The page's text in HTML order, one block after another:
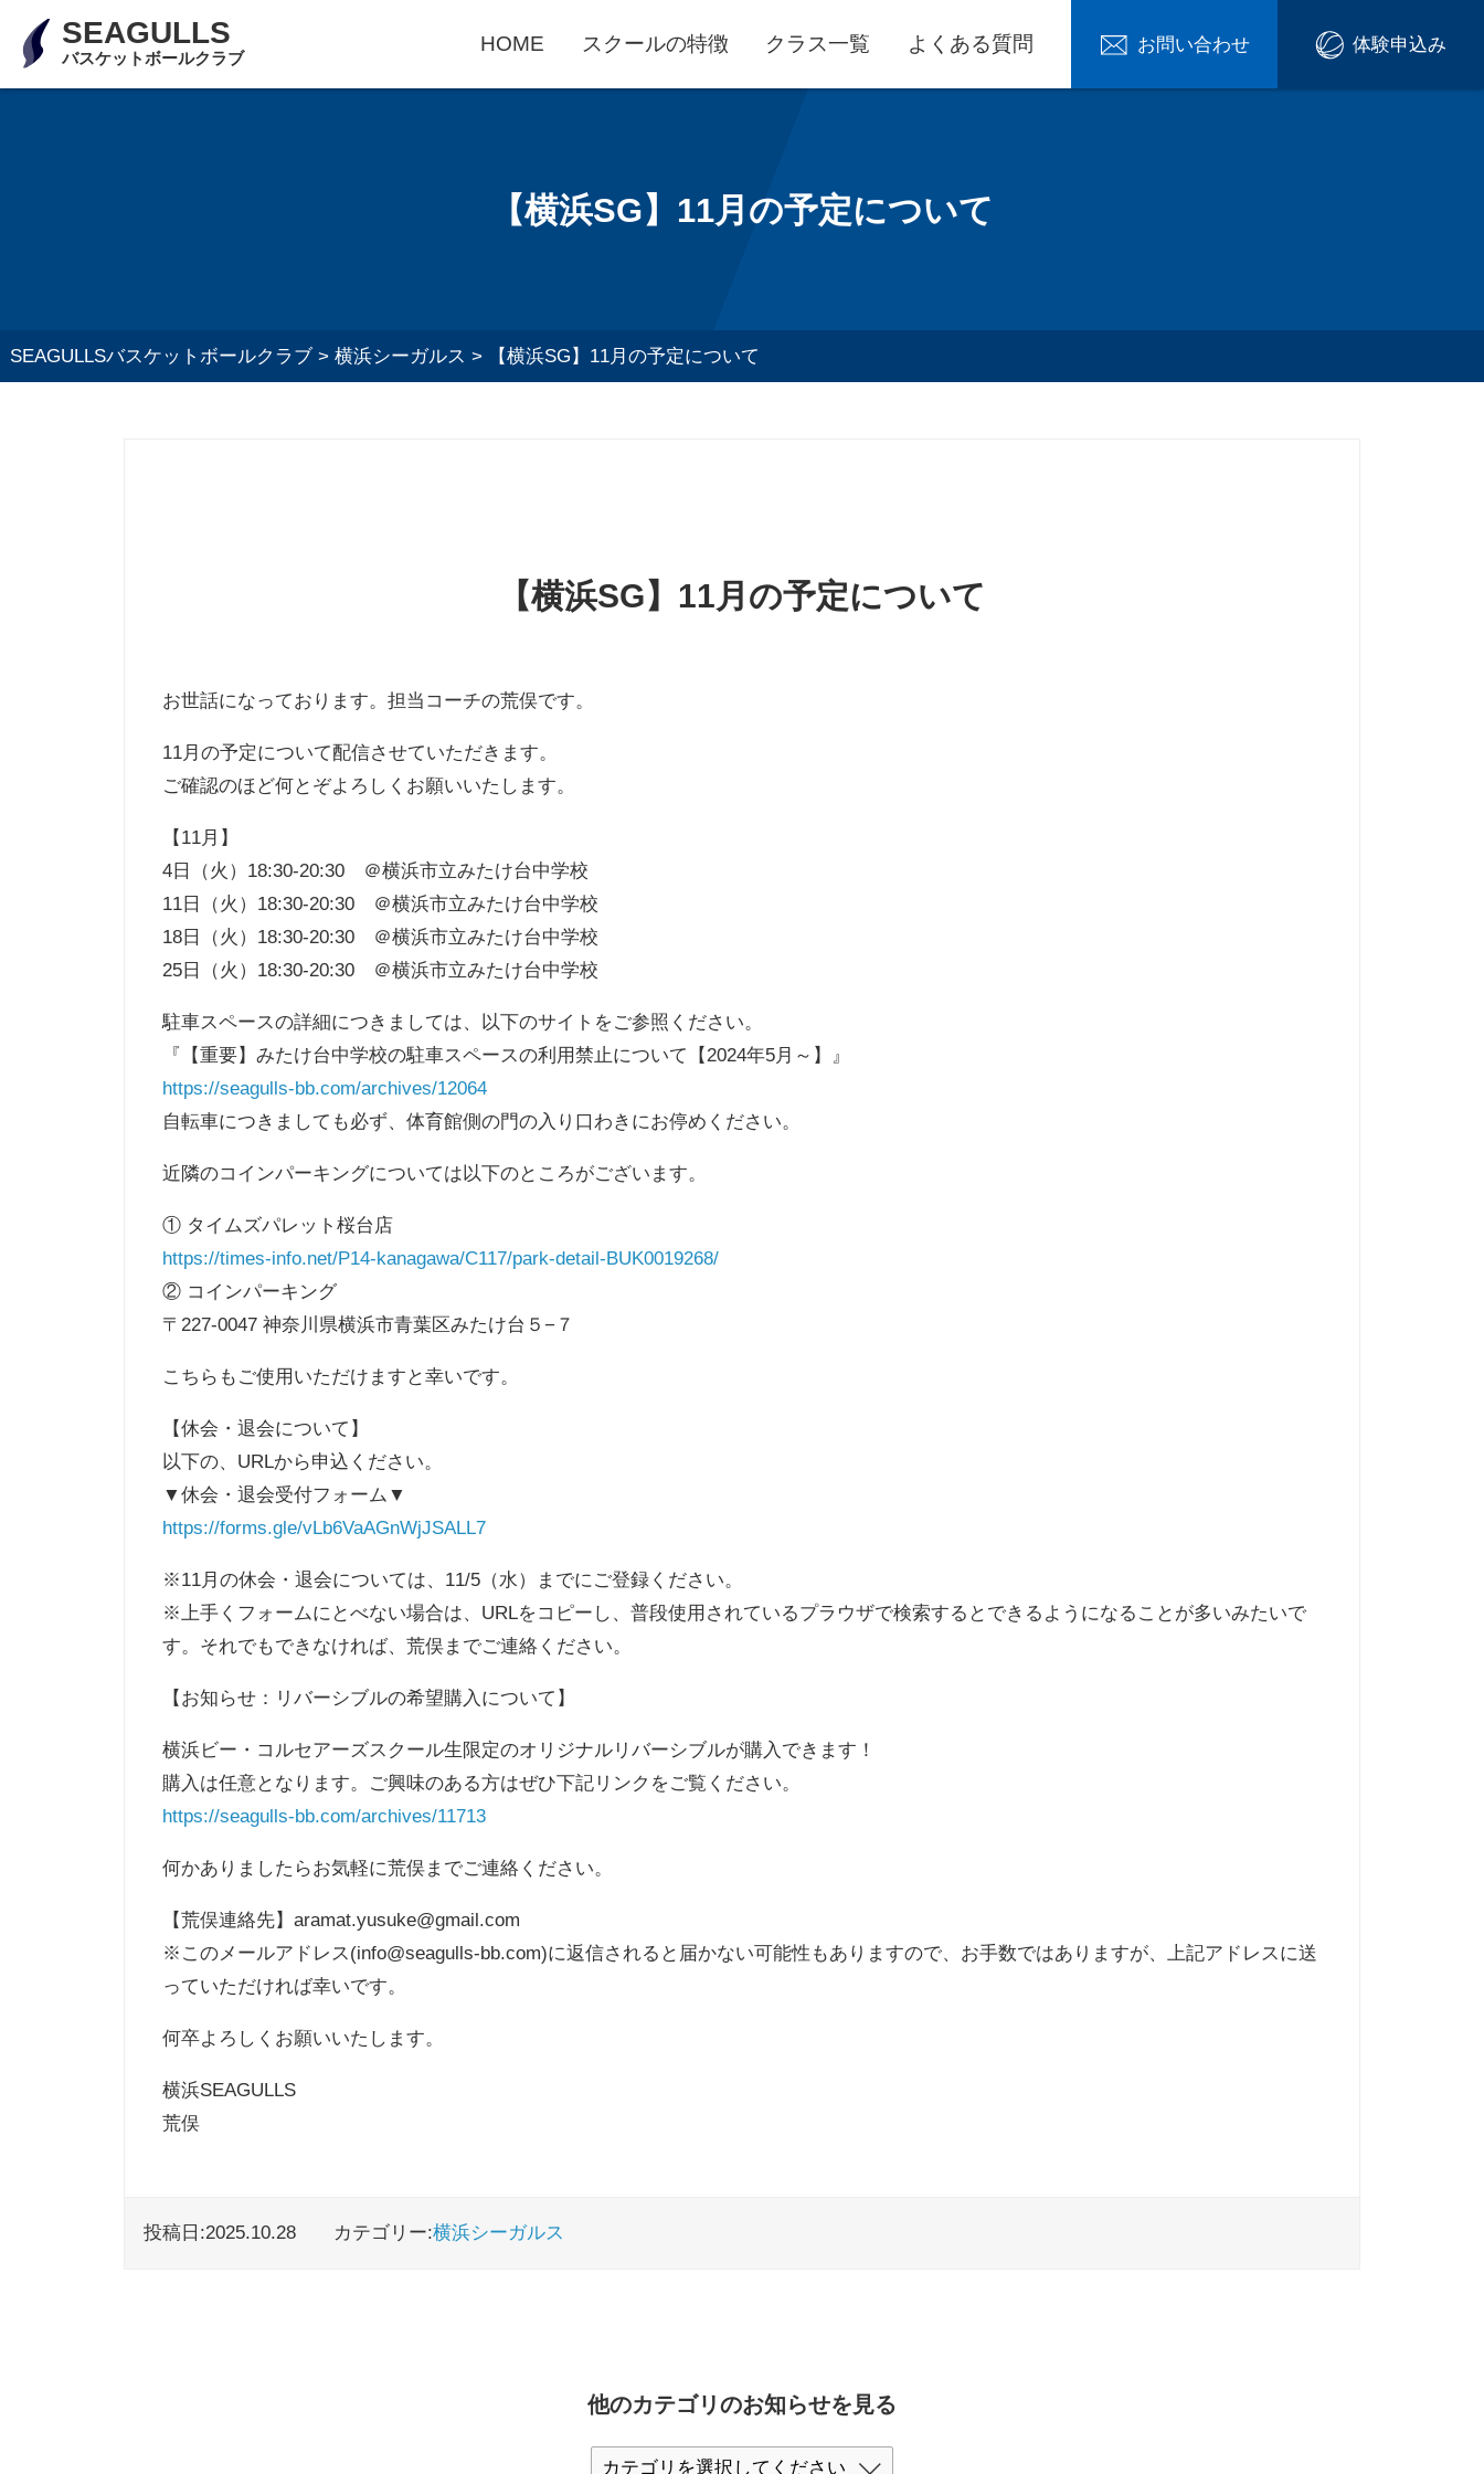
SEAGULLS
バスケットボールクラブ
HOME スクールの特徴 クラス一覧 よくある質問 お問い合わせ 体験申込み
【横浜SG】11月の予定について
SEAGULLSバスケットボールクラブ> 横浜シーガルス > 【横浜SG】11月の予定について
【横浜SG】11月の予定について
お世話になっております。担当コーチの荒俣です。
11月の予定について配信させていただきます。
ご確認のほど何とぞよろしくお願いいたします。
【11月】
4日（火）18:30-20:30 ＠横浜市立みたけ台中学校
11日（火）18:30-20:30 ＠横浜市立みたけ台中学校
18日（火）18:30-20:30 ＠横浜市立みたけ台中学校
25日（火）18:30-20:30 ＠横浜市立みたけ台中学校
駐車スペースの詳細につきましては、以下のサイトをご参照ください。
『【重要】みたけ台中学校の駐車スペースの利用禁止について【2024年5月～】』
https://seagulls-bb.com/archives/12064
自転車につきましても必ず、体育館側の門の入り口わきにお停めください。
近隣のコインパーキングについては以下のところがございます。
① タイムズパレット桜台店
https://times-info.net/P14-kanagawa/C117/park-detail-BUK0019268/
② コインパーキング
〒227-0047 神奈川県横浜市青葉区みたけ台５−７
こちらもご使用いただけますと幸いです。
【休会・退会について】
以下の、URLから申込ください。
▼休会・退会受付フォーム▼
https://forms.gle/vLb6VaAGnWjJSALL7
※11月の休会・退会については、11/5（水）までにご登録ください。
※上手くフォームにとべない場合は、URLをコピーし、普段使用されているプラウザで検索するとできるようになることが多いみたいで
す。それでもできなければ、荒俣までご連絡ください。
【お知らせ：リバーシブルの希望購入について】
横浜ビー・コルセアーズスクール生限定のオリジナルリバーシブルが購入できます！
購入は任意となります。ご興味のある方はぜひ下記リンクをご覧ください。
https://seagulls-bb.com/archives/11713
何かありましたらお気軽に荒俣までご連絡ください。
【荒俣連絡先】aramat.yusuke@gmail.com
※このメールアドレス(info@seagulls-bb.com)に返信されると届かない可能性もありますので、お手数ではありますが、上記アドレスに送
っていただければ幸いです。
何卒よろしくお願いいたします。
横浜SEAGULLS
荒俣
投稿日:2025.10.28 カテゴリー:横浜シーガルス
他のカテゴリのお知らせを見る